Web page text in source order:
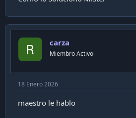
carza
Miembro Activo
18 Enero 2026
maestro le hablo